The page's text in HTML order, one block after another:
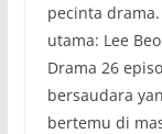
pecinta drama.
utama: Lee
Drama 26
bersaudara
bertemu di